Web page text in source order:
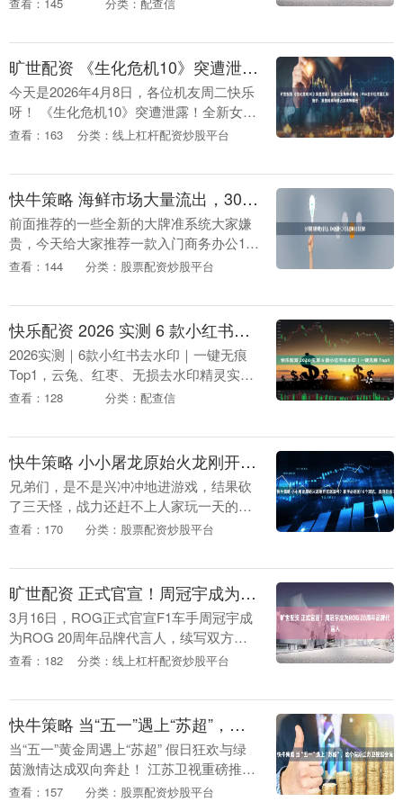
旷世配资 《生化危机10》突遭泄露！全新女主角惊艳曝光｜PS6全方位泄露汇总！售价、发售时间与独占游戏等曝光
今天是2026年4月8日，各位机友周二快乐
呀！ 《生化危机10》突遭泄露！全新女主
角惊艳曝光！接着往下看~ 《生化危机
媒....
查看：163 分类：线上杠杆配资炒股平台
快牛策略 海鲜市场大量流出，300块宏碁十二代准系统SFF小主机支持ES
前面推荐的一些全新的大牌准系统大家嫌
贵，今天给大家推荐一款入门商务办公12
代准系统小主机，宏碁商祺X4270，海鲜
买....
查看：144 分类：股票配资炒股平台
快乐配资 2026 实测 6 款小红书去水印｜一键无痕 Top1
2026实测｜6款小红书去水印｜一键无痕
Top1，云兔、红枣、无损去水印精灵实测
（ 发布于：广西壮族自治区....
查看：128 分类：配查信
快牛策略 小小屠龙原始火龙刚开区就废号？新手必避的10个深坑，血泪总结！
兄弟们，是不是兴冲冲地进游戏，结果砍
了三天怪，战力还赶不上人家玩一天的？
作为在玛法大陆摸爬滚打多年的老油条，
刀暴击，自己却还....
查看：170 分类：股票配资炒股平台
旷世配资 正式官宣！周冠宇成为ROG 20周年品牌代言人
3月16日，ROG正式官宣F1车手周冠宇成
为ROG 20周年品牌代言人，续写双方合
作新篇章。双方以“玩出骄傲来”作为核心
级玩....
查看：182 分类：线上杠杆配资炒股平台
快牛策略 当“五一”遇上“苏超”，这个假期江苏卫视超会玩
当“五一”黄金周遇上“苏超” 假日狂欢与绿
茵激情达成双向奔赴！ 江苏卫视重磅推
出“苏超特别季”，以巅峰赛事解锁假日新
查看：157 分类：股票配资炒股平台